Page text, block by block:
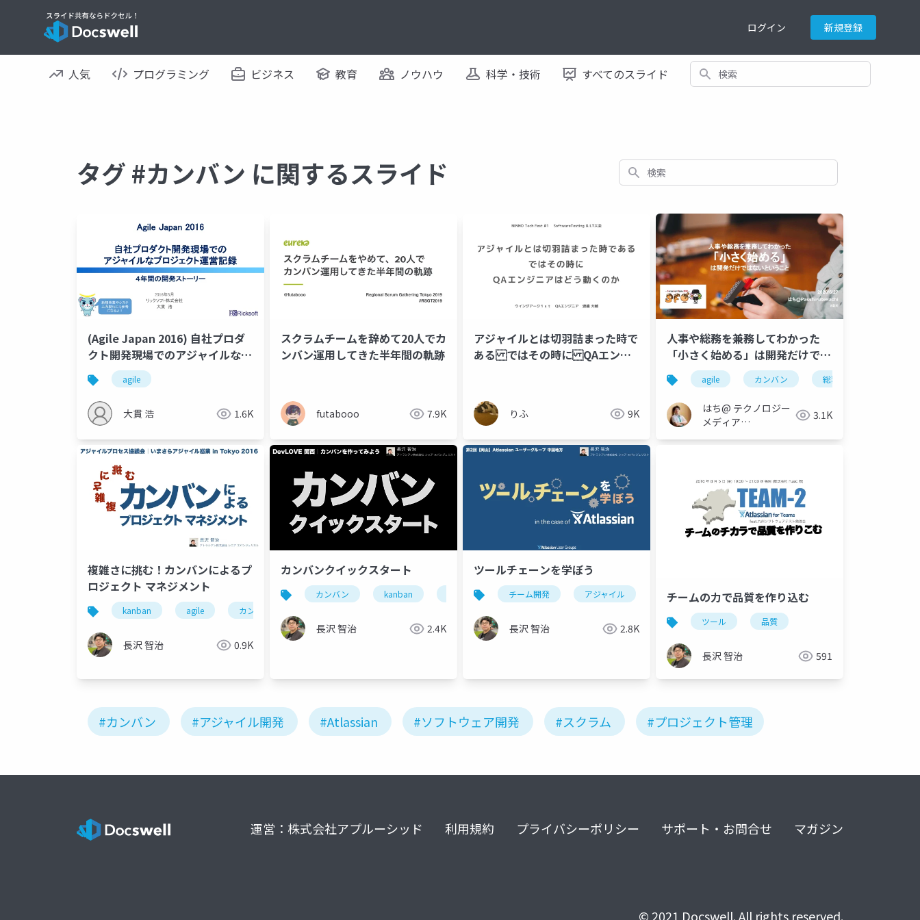
ログイン 新規登録
人気 プログラミング ビジネス 教育 ノウハウ 科学・技術 すべてのスライド 検索
タグ #カンバン に関するスライド 検索
(Agile Japan 2016) 自社プロダ
クト開発現場でのアジャイルなプ
ロジェクト運営記録
agile
大貫 浩 1.6K
スクラムチームを辞めて20人でカ
ンバン運用してきた半年間の軌跡
futabooo 7.9K
アジャイルとは切羽詰まった時で
ある ではその時に QAエンジ
りふ 9K
人事や総務を兼務してわかった
「小さく始める」は開発だけでは
ないということ
agile カンバン 総務
はち@ テクノロジー
メディア
3.1K
複雑さに挑む！カンバンによるプ
ロジェクト マネジメント
kanban agile カンバン
長沢 智治 0.9K
カンバンクイックスタート
カンバン kanban アジャイル
長沢 智治 2.4K
ツールチェーンを学ぼう
チーム開発 アジャイル ツール
長沢 智治 2.8K
チームの力で品質を作り込む
ツール 品質
長沢 智治 591
#カンバン #アジャイル開発 #Atlassian #ソフトウェア開発 #スクラム #プロジェクト管理
運営：株式会社アプルーシッド 利用規約 プライバシーポリシー サポート・お問合せ マガジン
© 2021 Docswell. All rights reserved.